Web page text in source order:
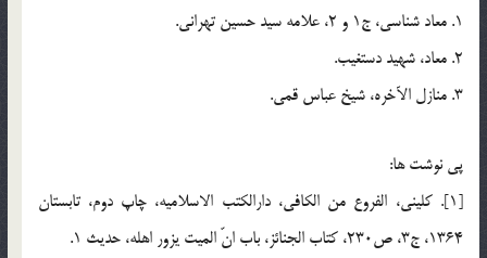
1. معاد شناسي، ج1 و 2، علامه سيد حسين تهراني.
2. معاد، شهيد دستغيب.
3. منازل الآخره، شيخ عباس قمي.
پي نوشت ها:
[1]. کليني، الفروع من الكافى، دارالکتب الاسلاميه، چاپ دوم، تابستان
1364، ج3، ص230، كتاب الجنائز، باب انّ الميت يزور اهله، حديث 1.